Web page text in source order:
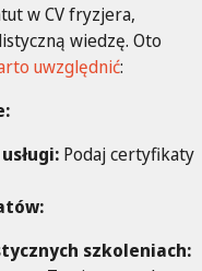
w CV fryzjera,
wiedzę. Oto
uwzględnić:
Podaj certyfikaty
szkoleniach: